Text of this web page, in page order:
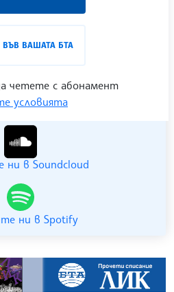
ВЪВ ВАШАТА БТА
четете с абонамент
условията
ни в YouTube
ни в Soundcloud
ни в Spotify